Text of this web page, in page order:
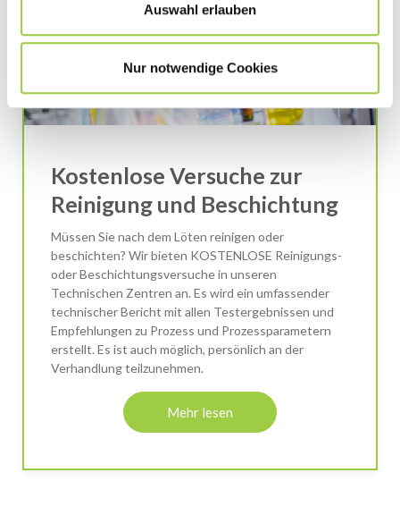
Auswahl erlauben
Nur notwendige Cookies
Kostenlose Versuche zur
Reinigung und Beschichtung
Müssen Sie nach dem Löten reinigen oder
beschichten? Wir bieten KOSTENLOSE Reinigungs-
oder Beschichtungsversuche in unseren
Technischen Zentren an. Es wird ein umfassender
technischer Bericht mit allen Testergebnissen und
Empfehlungen zu Prozess und Prozessparametern
erstellt. Es ist auch möglich, persönlich an der
Verhandlung teilzunehmen.
Mehr lesen